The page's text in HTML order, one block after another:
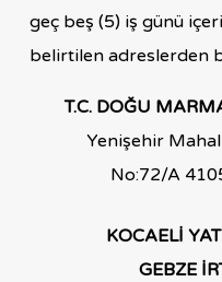
geç beş (5) iş günü
belirtilen adreslerden
T.C. DOĞU
Yenişehir
No:72/A
KOCAELİ
GEBZE